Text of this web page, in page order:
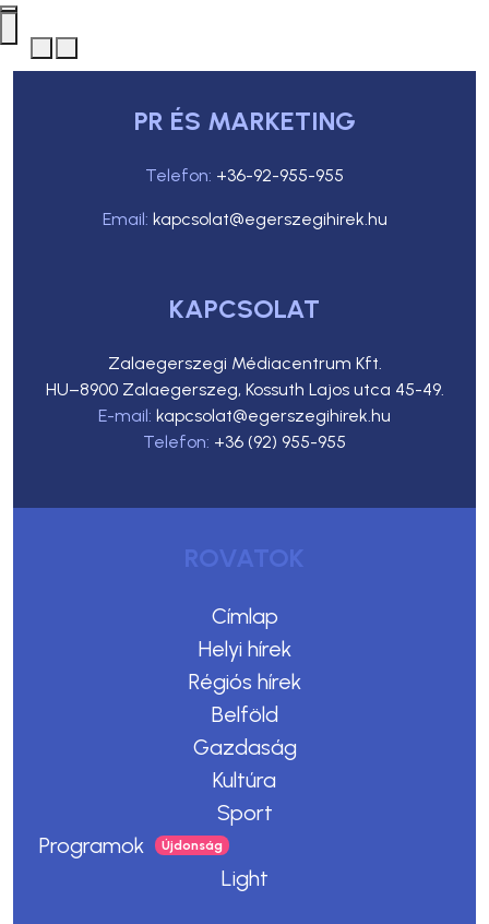
PR ÉS MARKETING
Telefon: +36-92-955-955
Email: kapcsolat@egerszegihirek.hu
KAPCSOLAT
Zalaegerszegi Médiacentrum Kft.
HU–8900 Zalaegerszeg, Kossuth Lajos utca 45-49.
E-mail: kapcsolat@egerszegihirek.hu
Telefon: +36 (92) 955-955
ROVATOK
Címlap
Helyi hírek
Régiós hírek
Belföld
Gazdaság
Kultúra
Sport
Programok
Light